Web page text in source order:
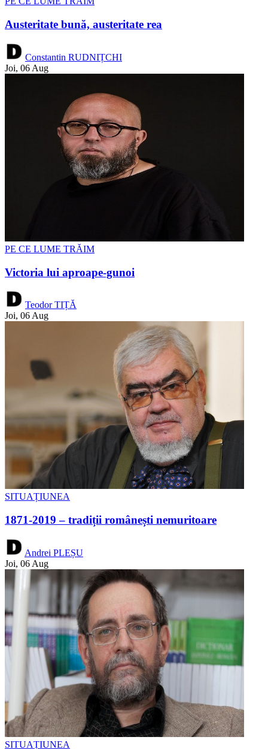
Austeritate bună, austeritate rea
Constantin RUDNIȚCHI
Joi, 06 Aug
PE CE LUME TRĂIM
Victoria lui aproape-gunoi
Teodor TIȚĂ
Joi, 06 Aug
SITUAȚIUNEA
1871-2019 – tradiții românești nemuritoare
Andrei PLEȘU
Joi, 06 Aug
SITUAȚIUNEA